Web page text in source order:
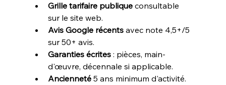
Grille tarifaire publique consultable
sur le site web.
Avis Google récents avec note 4,5+/5
sur 50+ avis.
Garanties écrites : pièces, main-
d'œuvre, décennale si applicable.
Ancienneté 5 ans minimum d'activité.